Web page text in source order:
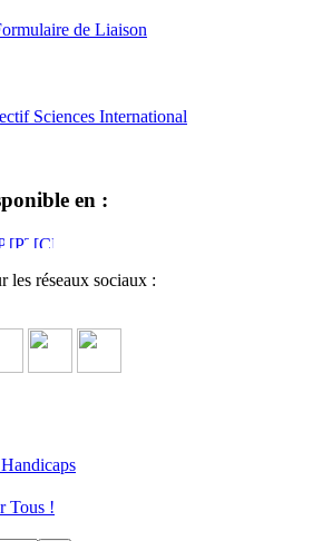
de Liaison
Sciences International
en :
les réseaux sociaux :
Tous !